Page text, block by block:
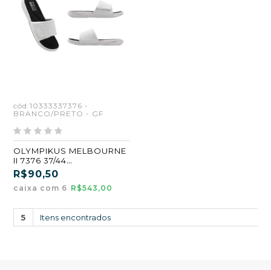
cód:10333337376 -
BRANCO/PRETO - GF
OLYMPIKUS MELBOURNE
II 7376 37/44
BRANCO/PRETO (GF)
(CX6)
R$90,50
caixa com 6 R$543,00
5 Itens encontrados